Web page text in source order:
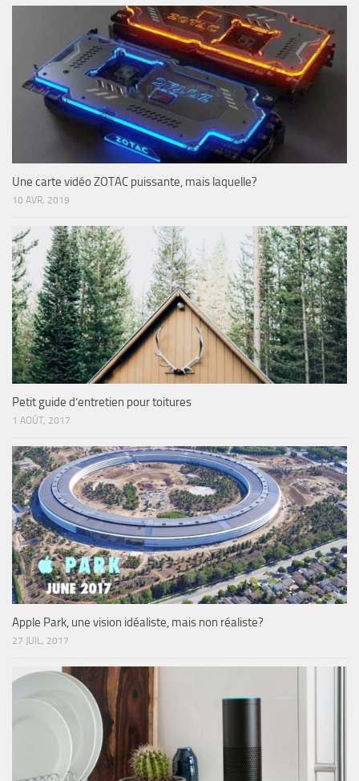
Une carte vidéo ZOTAC puissante, mais laquelle?
10 AVR, 2019
Petit guide d’entretien pour toitures
1 AOÛT, 2017
Apple Park, une vision idéaliste, mais non réaliste?
27 JUIL, 2017